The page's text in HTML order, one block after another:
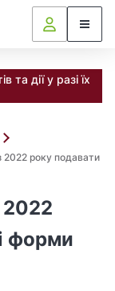
та дії у разі їх
2022 року подавати
2022
форми